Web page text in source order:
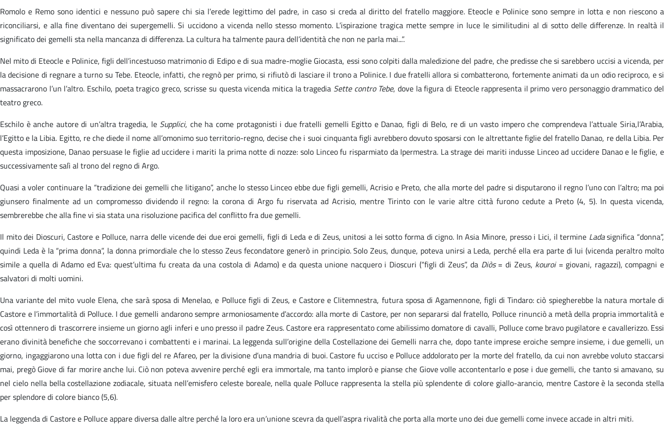
Romolo e Remo sono identici e nessuno può sapere chi sia l’erede legittimo del padre, in caso si creda al diritto del fratello maggiore. Eteocle e Polinice sono sempre in lotta e non riescono a
riconciliarsi, e alla fine diventano dei supergemelli. Si uccidono a vicenda nello stesso momento. L’ispirazione tragica mette sempre in luce le similitudini al di sotto delle differenze. In realtà il
significato dei gemelli sta nella mancanza di differenza. La cultura ha talmente paura dell’identità che non ne parla mai...”.
Nel mito di Eteocle e Polinice, figli dell’incestuoso matrimonio di Edipo e di sua madre-moglie Giocasta, essi sono colpiti dalla maledizione del padre, che predisse che si sarebbero uccisi a vicenda, per
la decisione di regnare a turno su Tebe. Eteocle, infatti, che regnò per primo, si rifiutò di lasciare il trono a Polinice. I due fratelli allora si combatterono, fortemente animati da un odio reciproco, e si
massacrarono l’un l’altro. Eschilo, poeta tragico greco, scrisse su questa vicenda mitica la tragedia Sette contro Tebe, dove la figura di Eteocle rappresenta il primo vero personaggio drammatico del
teatro greco.
Eschilo è anche autore di un’altra tragedia, le Supplici, che ha come protagonisti i due fratelli gemelli Egitto e Danao, figli di Belo, re di un vasto impero che comprendeva l’attuale Siria,l’Arabia,
l’Egitto e la Libia. Egitto, re che diede il nome all’omonimo suo territorio-regno, decise che i suoi cinquanta figli avrebbero dovuto sposarsi con le altrettante figlie del fratello Danao, re della Libia. Per
questa imposizione, Danao persuase le figlie ad uccidere i mariti la prima notte di nozze: solo Linceo fu risparmiato da Ipermestra. La strage dei mariti indusse Linceo ad uccidere Danao e le figlie, e
successivamente salì al trono del regno di Argo.
Quasi a voler continuare la “tradizione dei gemelli che litigano”, anche lo stesso Linceo ebbe due figli gemelli, Acrisio e Preto, che alla morte del padre si disputarono il regno l’uno con l’altro; ma poi
giunsero finalmente ad un compromesso dividendo il regno: la corona di Argo fu riservata ad Acrisio, mentre Tirinto con le varie altre città furono cedute a Preto (4, 5). In questa vicenda,
sembrerebbe che alla fine vi sia stata una risoluzione pacifica del conflitto fra due gemelli.
Il mito dei Dioscuri, Castore e Polluce, narra delle vicende dei due eroi gemelli, figli di Leda e di Zeus, unitosi a lei sotto forma di cigno. In Asia Minore, presso i Lici, il termine Ladasignifica “donna”,
quindi Leda è la “prima donna”, la donna primordiale che lo stesso Zeus fecondatore generò in principio. Solo Zeus, dunque, poteva unirsi a Leda, perché ella era parte di lui (vicenda peraltro molto
simile a quella di Adamo ed Eva: quest’ultima fu creata da una costola di Adamo) e da questa unione nacquero i Dioscuri (“figli di Zeus”, da Diòs= di Zeus, kouroi = giovani, ragazzi), compagni e
salvatori di molti uomini.
Una variante del mito vuole Elena, che sarà sposa di Menelao, e Polluce figli di Zeus, e Castore e Clitemnestra, futura sposa di Agamennone, figli di Tindaro: ciò spiegherebbe la natura mortale di
Castore e l’immortalità di Polluce. I due gemelli andarono sempre armoniosamente d’accordo: alla morte di Castore, per non separarsi dal fratello, Polluce rinunciò a metà della propria immortalità e
così ottennero di trascorrere insieme un giorno agli inferi e uno presso il padre Zeus. Castore era rappresentato come abilissimo domatore di cavalli, Polluce come bravo pugilatore e cavallerizzo. Essi
erano divinità benefiche che soccorrevano i combattenti e i marinai. La leggenda sull’origine della Costellazione dei Gemelli narra che, dopo tante imprese eroiche sempre insieme, i due gemelli, un
giorno, ingaggiarono una lotta con i due figli del re Afareo, per la divisione d’una mandria di buoi. Castore fu ucciso e Polluce addolorato per la morte del fratello, da cui non avrebbe voluto staccarsi
mai, pregò Giove di far morire anche lui. Ciò non poteva avvenire perché egli era immortale, ma tanto implorò e pianse che Giove volle accontentarlo e pose i due gemelli, che tanto si amavano, su
nel cielo nella bella costellazione zodiacale, situata nell’emisfero celeste boreale, nella quale Polluce rappresenta la stella più splendente di colore giallo-arancio, mentre Castore è la seconda stella
per splendore di colore bianco (5,6).
La leggenda di Castore e Polluce appare diversa dalle altre perché la loro era un’unione scevra da quell’aspra rivalità che porta alla morte uno dei due gemelli come invece accade in altri miti.